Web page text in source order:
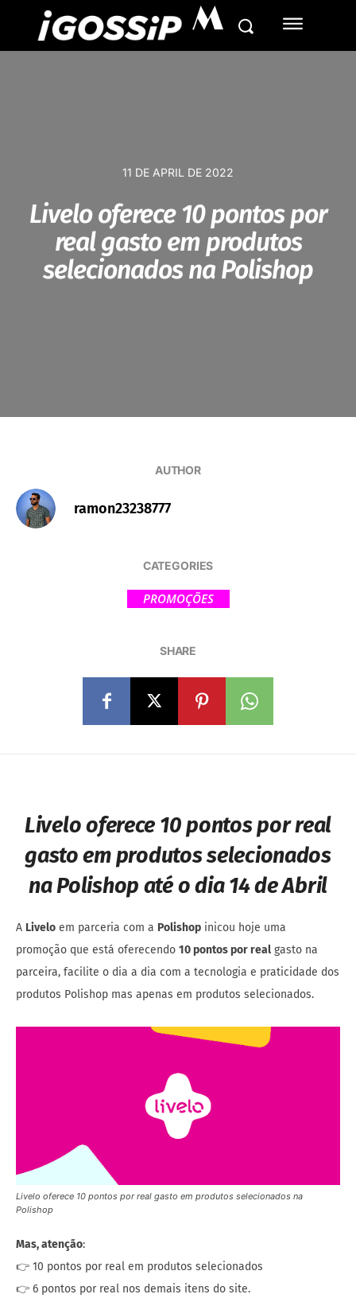
M
11 DE APRIL DE 2022
Livelo oferece 10 pontos por
real gasto em produtos
selecionados na Polishop
AUTHOR
ramon23238777
CATEGORIES
PROMOÇÕES
SHARE
Livelo oferece 10 pontos por real
gasto em produtos selecionados
na Polishop até o dia 14 de Abril
A Livelo em parceria com a Polishop inicou hoje uma
promoção que está oferecendo 10 pontos por real gasto na
parceira, facilite o dia a dia com a tecnologia e praticidade dos
produtos Polishop mas apenas em produtos selecionados.
Livelo oferece 10 pontos por real gasto em produtos selecionados na
Polishop
Mas, atenção:
👉 10 pontos por real em produtos selecionados
👉 6 pontos por real nos demais itens do site.